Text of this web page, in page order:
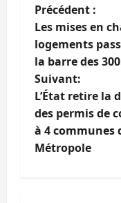
N
a
v
i
g
a
Précédent :
Les mises en
logements
la barre des
Suivant:
L’État retire la
des permis de
à 4 communes
Métropole